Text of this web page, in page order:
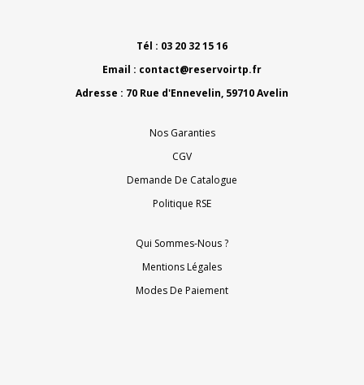
Tél : 03 20 32 15 16
Email : contact@reservoirtp.fr
Adresse : 70 Rue d'Ennevelin, 59710 Avelin
Nos Garanties
CGV
Demande De Catalogue
Politique RSE
Qui Sommes-Nous ?
Mentions Légales
Modes De Paiement